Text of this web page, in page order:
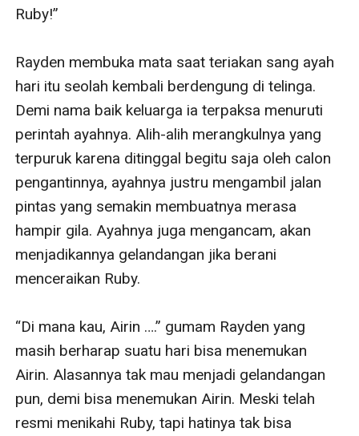
Ruby!”
Rayden membuka mata saat teriakan sang ayah
hari itu seolah kembali berdengung di telinga.
Demi nama baik keluarga ia terpaksa menuruti
perintah ayahnya. Alih-alih merangkulnya yang
terpuruk karena ditinggal begitu saja oleh calon
pengantinnya, ayahnya justru mengambil jalan
pintas yang semakin membuatnya merasa
hampir gila. Ayahnya juga mengancam, akan
menjadikannya gelandangan jika berani
menceraikan Ruby.
“Di mana kau, Airin ….” gumam Rayden yang
masih berharap suatu hari bisa menemukan
Airin. Alasannya tak mau menjadi gelandangan
pun, demi bisa menemukan Airin. Meski telah
resmi menikahi Ruby, tapi hatinya tak bisa